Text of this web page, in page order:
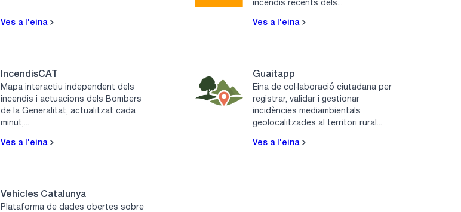
Ves a l'eina
incendis recents dels...
Ves a l'eina
IncendisCAT
Mapa interactiu independent dels
incendis i actuacions dels Bombers
de la Generalitat, actualitzat cada
minut,...
Ves a l'eina
Guaitapp
Eina de col·laboració ciutadana per
registrar, validar i gestionar
incidències mediambientals
geolocalitzades al territori rural...
Ves a l'eina
Vehicles Catalunya
Plataforma de dades obertes sobre